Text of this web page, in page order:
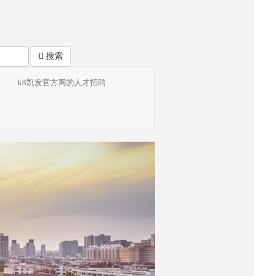
搜索
k8凯发官方网的人才招聘